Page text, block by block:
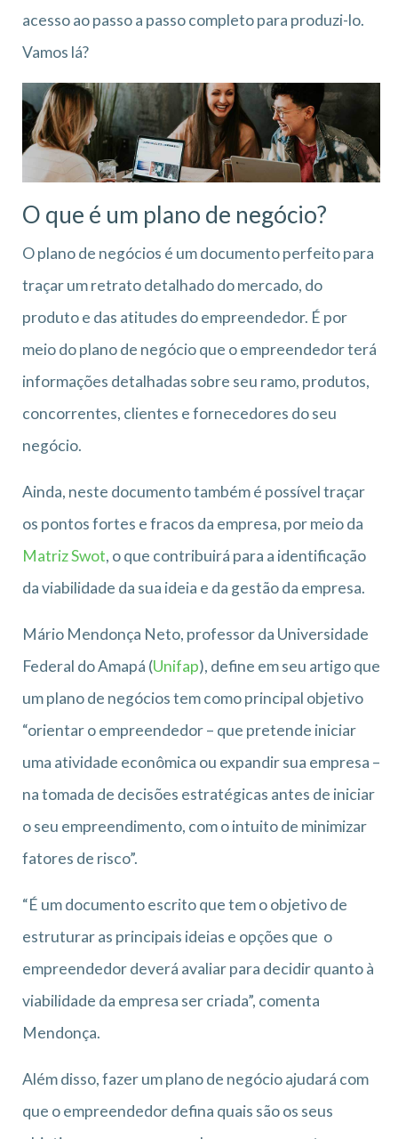
acesso ao passo a passo completo para produzi-lo.
Vamos lá?
O que é um plano de negócio?
O plano de negócios é um documento perfeito para
traçar um retrato detalhado do mercado, do
produto e das atitudes do empreendedor. É por
meio do plano de negócio que o empreendedor terá
informações detalhadas sobre seu ramo, produtos,
concorrentes, clientes e fornecedores do seu
negócio.
Ainda, neste documento também é possível traçar
os pontos fortes e fracos da empresa, por meio da
Matriz Swot, o que contribuirá para a identificação
da viabilidade da sua ideia e da gestão da empresa.
Mário Mendonça Neto, professor da Universidade
Federal do Amapá (Unifap), define em seu artigo que
um plano de negócios tem como principal objetivo
“orientar o empreendedor – que pretende iniciar
uma atividade econômica ou expandir sua empresa –
na tomada de decisões estratégicas antes de iniciar
o seu empreendimento, com o intuito de minimizar
fatores de risco”.
“É um documento escrito que tem o objetivo de
estruturar as principais ideias e opções que o
empreendedor deverá avaliar para decidir quanto à
viabilidade da empresa ser criada”, comenta
Mendonça.
Além disso, fazer um plano de negócio ajudará com
que o empreendedor defina quais são os seus